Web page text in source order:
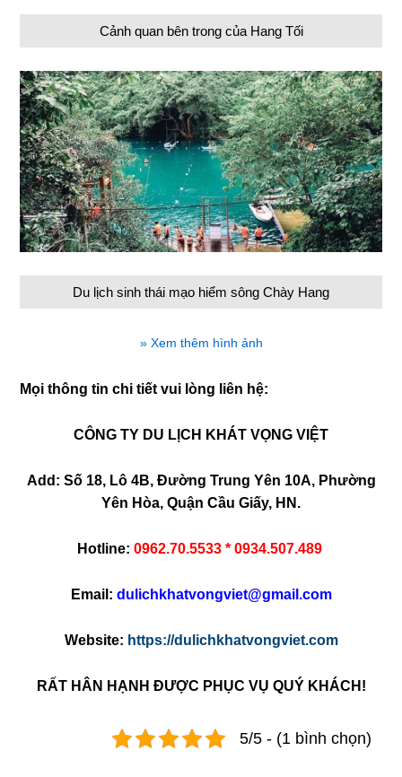
Cảnh quan bên trong của Hang Tối
Du lịch sinh thái mạo hiểm sông Chày Hang
» Xem thêm hình ảnh
Mọi thông tin chi tiết vui lòng liên hệ:
CÔNG TY DU LỊCH KHÁT VỌNG VIỆT
Add: Số 18, Lô 4B, Đường Trung Yên 10A, Phường
Yên Hòa, Quận Cầu Giấy, HN.
Hotline: 0962.70.5533 * 0934.507.489
Email: dulichkhatvongviet@gmail.com
Website: https://dulichkhatvongviet.com
RẤT HÂN HẠNH ĐƯỢC PHỤC VỤ QUÝ KHÁCH!
5/5 - (1 bình chọn)